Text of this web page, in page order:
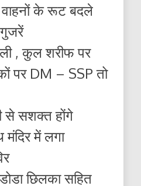
वाहनों के रूट बदले
, कुल शरीफ पर
पर DM – SSP तो
से सशक्त होंगे
में लगा
छिलका सहित